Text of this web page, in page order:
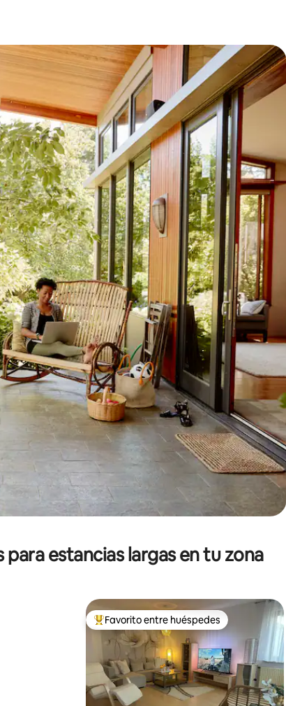
de las flechas hacia arriba y hacia abajo, o bien
estancias largas en tu zona
De los mejores en Favorito entre huéspedes
Favorito entre huéspedes